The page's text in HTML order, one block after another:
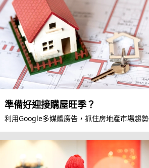
準備好迎接購屋旺季？
利用Google多媒體廣告，抓住房地產市場趨勢